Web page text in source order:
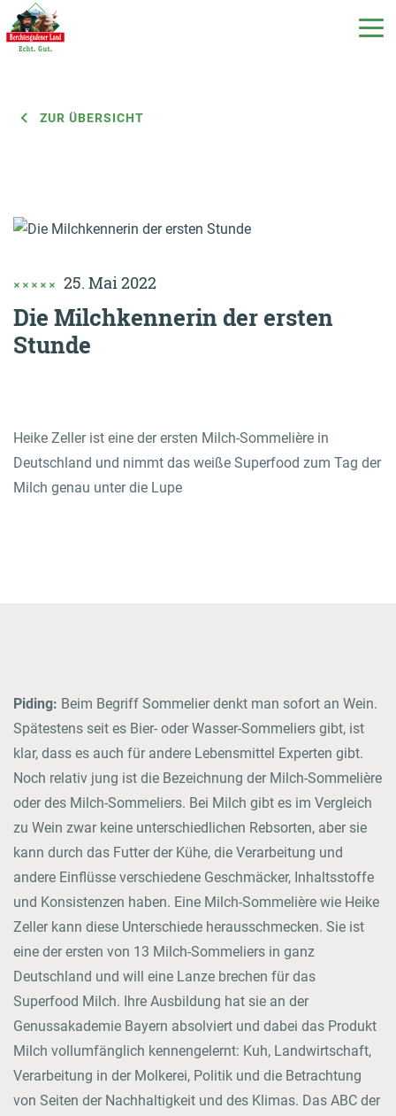
DE EN IT
Unsere Molkerei
Rezepte
Kontakt
ZUR ÜBERSICHT
25. Mai 2022
Die Milchkennerin der ersten
Stunde
Heike Zeller ist eine der ersten Milch-Sommelière in
Deutschland und nimmt das weiße Superfood zum Tag der
Milch genau unter die Lupe
Piding: Beim Begriff Sommelier denkt man sofort an Wein.
Spätestens seit es Bier- oder Wasser-Sommeliers gibt, ist
klar, dass es auch für andere Lebensmittel Experten gibt.
Noch relativ jung ist die Bezeichnung der Milch-Sommelière
oder des Milch-Sommeliers. Bei Milch gibt es im Vergleich
zu Wein zwar keine unterschiedlichen Rebsorten, aber sie
kann durch das Futter der Kühe, die Verarbeitung und
andere Einflüsse verschiedene Geschmäcker, Inhaltsstoffe
und Konsistenzen haben. Eine Milch-Sommelière wie Heike
Zeller kann diese Unterschiede herausschmecken. Sie ist
eine der ersten von 13 Milch-Sommeliers in ganz
Deutschland und will eine Lanze brechen für das
Superfood Milch. Ihre Ausbildung hat sie an der
Genussakademie Bayern absolviert und dabei das Produkt
Milch vollumfänglich kennengelernt: Kuh, Landwirtschaft,
Verarbeitung in der Molkerei, Politik und die Betrachtung
von Seiten der Nachhaltigkeit und des Klimas. Das ABC der